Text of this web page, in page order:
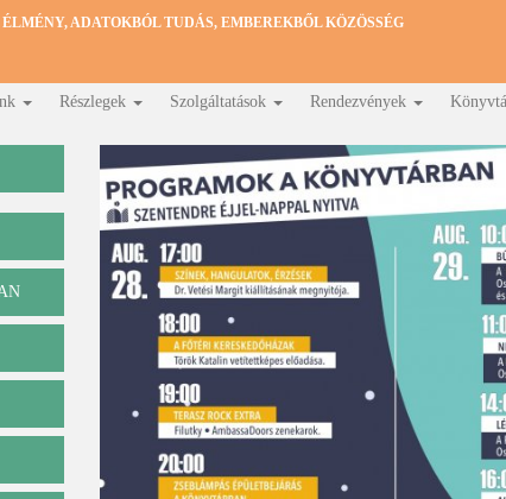
ADATOKBÓL TUDÁS, EMBEREKBŐL KÖZÖSSÉG
Részlegek Szolgáltatások Rendezvények